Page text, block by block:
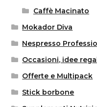
Caffè Macinato
Mokador Diva
Nespresso
Occasioni, idee
Offerte e Multipack
Stick borbone